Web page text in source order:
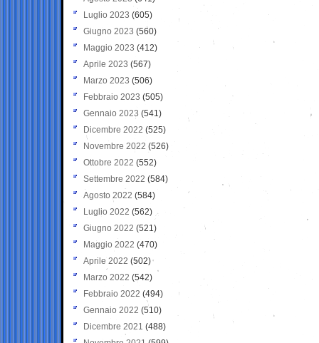
Luglio 2023 (605)
Giugno 2023 (560)
Maggio 2023 (412)
Aprile 2023 (567)
Marzo 2023 (506)
Febbraio 2023 (505)
Gennaio 2023 (541)
Dicembre 2022 (525)
Novembre 2022 (526)
Ottobre 2022 (552)
Settembre 2022 (584)
Agosto 2022 (584)
Luglio 2022 (562)
Giugno 2022 (521)
Maggio 2022 (470)
Aprile 2022 (502)
Marzo 2022 (542)
Febbraio 2022 (494)
Gennaio 2022 (510)
Dicembre 2021 (488)